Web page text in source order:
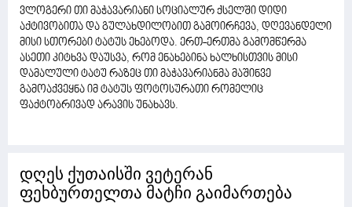
ვლოგერი თი მაჭავარიანი სოციალურ ქსელში დიდი
აქტივობითა და გულახდილობით გამოირჩევა, დღევანდელი
მისი სთორები ტატუს ეხებოდა. ერთ-ერთმა გამომწერმა
ასეთი კიტხვა დაუსვა, რომ ენახებინა ხალხისთვის მისი
დამალული ტატუ რაზეც თი მაჭავარიანმა მაშინვე
გამოაქვეყნა იმ ტატუს ფოტოსურათი რომელიც
ფაქტობრივად არავის უნახავს.
დღეს ქუთაისში ვეტერან
ფეხბურთელთა მატჩი გაიმართება